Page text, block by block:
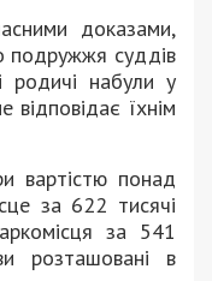
доказами,
подружжя суддів
родичі набули у
їхнім
вартістю понад
за 622 тисячі
за 541
розташовані в